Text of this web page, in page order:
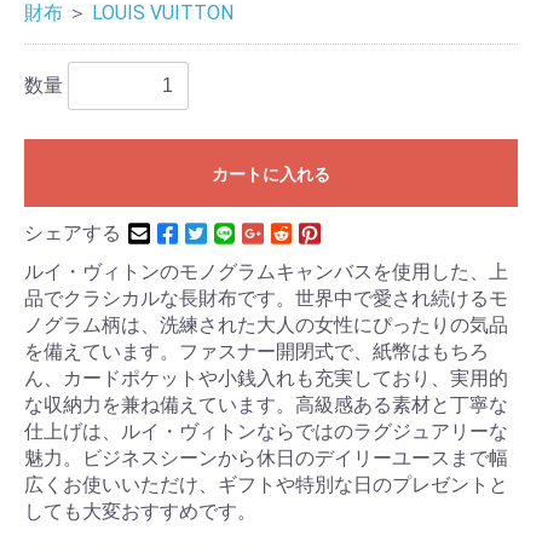
財布 ＞ LOUIS VUITTON
数量
カートに入れる
シェアする
ルイ・ヴィトンのモノグラムキャンバスを使用した、上
品でクラシカルな長財布です。世界中で愛され続けるモ
ノグラム柄は、洗練された大人の女性にぴったりの気品
を備えています。ファスナー開閉式で、紙幣はもちろ
ん、カードポケットや小銭入れも充実しており、実用的
な収納力を兼ね備えています。高級感ある素材と丁寧な
仕上げは、ルイ・ヴィトンならではのラグジュアリーな
魅力。ビジネスシーンから休日のデイリーユースまで幅
広くお使いいただけ、ギフトや特別な日のプレゼントと
しても大変おすすめです。